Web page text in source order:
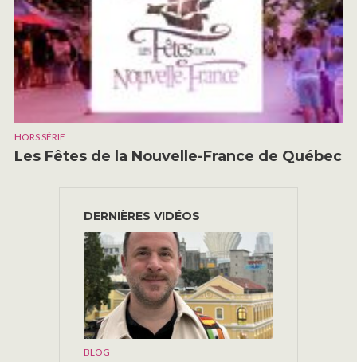
HORS SÉRIE
Les Fêtes de la Nouvelle-France de Québec
DERNIÈRES VIDÉOS
BLOG